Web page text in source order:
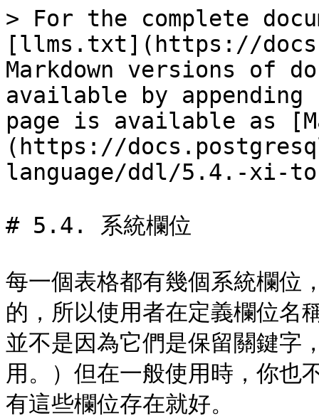
> For the complete
[llms.txt](https://
Markdown versions of
available by
page is available as
(https://
language/ddl/5.4.-xi-
# 5.4. 系統欄位
每一個表格都有幾個系統欄位
的，所以使用者在定義欄位名
並不是因為它們是保留關鍵字
用。）但在一般使用時，你也
有這些欄位存在就好。